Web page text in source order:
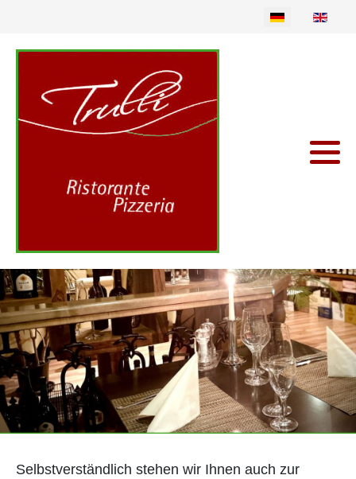
Sprache auswählen
Selbstverständlich stehen wir Ihnen auch zur